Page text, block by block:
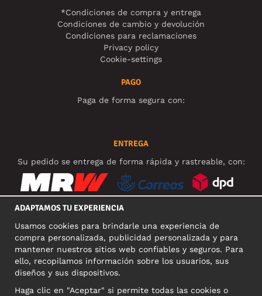
*Condiciones de compra y entrega
Condiciones de cambio y devolución
Condiciones para reclamaciones
Privacy policy
Cookie-settings
PAGO
Paga de forma segura con:
ENTREGA
Su pedido se entrega de forma rápida y rastreable, con:
REDES SOCIALES
DIRECCIÓN COMERCIAL
Motley Denim Europe OÜ
ADAPTAMOS TU EXPERIENCIA
Usamos cookies para brindarle una experiencia de
compra personalizada, publicidad personalizada y para
mantener nuestros sitios web confiables y seguros. Para
ello, recopilamos información sobre los usuarios, sus
diseños y sus dispositivos.
Haga clic en "Aceptar" si permite todas las cookies o